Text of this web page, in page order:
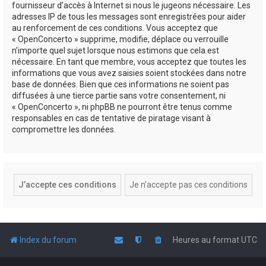
fournisseur d’accès à Internet si nous le jugeons nécessaire. Les
adresses IP de tous les messages sont enregistrées pour aider
au renforcement de ces conditions. Vous acceptez que
« OpenConcerto » supprime, modifie, déplace ou verrouille
n’importe quel sujet lorsque nous estimons que cela est
nécessaire. En tant que membre, vous acceptez que toutes les
informations que vous avez saisies soient stockées dans notre
base de données. Bien que ces informations ne soient pas
diffusées à une tierce partie sans votre consentement, ni
« OpenConcerto », ni phpBB ne pourront être tenus comme
responsables en cas de tentative de piratage visant à
compromettre les données.
Index du forum Heures au formatUTC